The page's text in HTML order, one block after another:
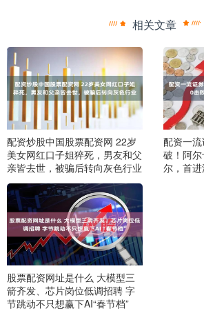
相关文章
配资炒股中国股票配资网 22岁
美女网红口子姐猝死，男友和父
亲皆去世，被骗后转向灰色行业
配资一
破！阿
尔，首进
股票配资网址是什么 大模型三
箭齐发、芯片岗位低调招聘 字
节跳动不只想赢下AI“春节档”